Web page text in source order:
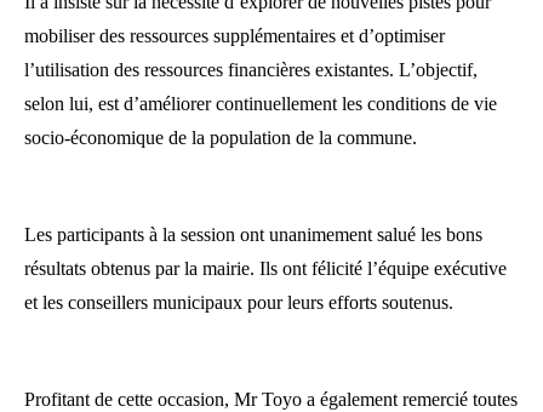
mobiliser des ressources supplémentaires et d’optimiser
l’utilisation des ressources financières existantes. L’objectif,
selon lui, est d’améliorer continuellement les conditions de vie
socio-économique de la population de la commune.
Les participants à la session ont unanimement salué les bons
résultats obtenus par la mairie. Ils ont félicité l’équipe exécutive
et les conseillers municipaux pour leurs efforts soutenus.
Profitant de cette occasion, Mr Toyo a également remercié toutes